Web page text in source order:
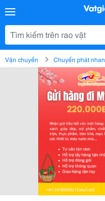
Vận chuyển Chuyển phát